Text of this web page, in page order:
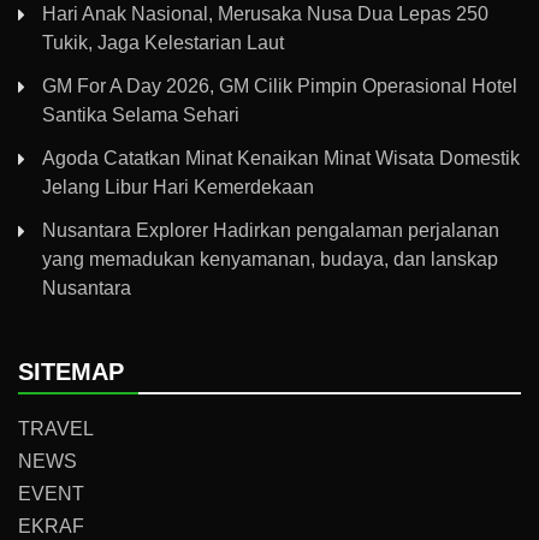
Hari Anak Nasional, Merusaka Nusa Dua Lepas 250
Tukik, Jaga Kelestarian Laut
GM For A Day 2026, GM Cilik Pimpin Operasional Hotel
Santika Selama Sehari
Agoda Catatkan Minat Kenaikan Minat Wisata Domestik
Jelang Libur Hari Kemerdekaan
Nusantara Explorer Hadirkan pengalaman perjalanan
yang memadukan kenyamanan, budaya, dan lanskap
Nusantara
SITEMAP
TRAVEL
NEWS
EVENT
EKRAF